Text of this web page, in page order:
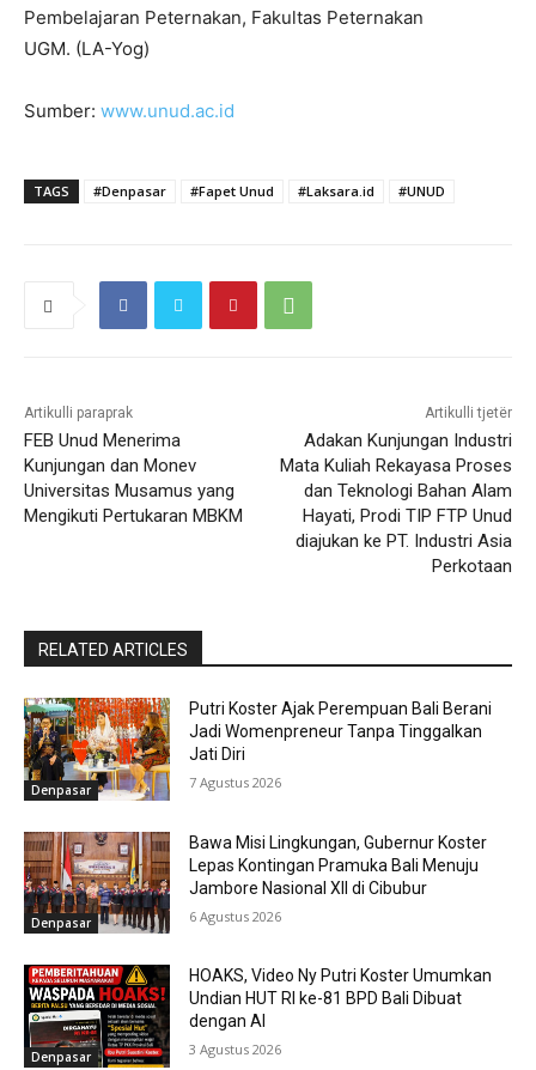
Pembelajaran Peternakan, Fakultas Peternakan
UGM. (LA-Yog)
Sumber: www.unud.ac.id
TAGS #Denpasar #Fapet Unud #Laksara.id #UNUD
Artikulli paraprak
FEB Unud Menerima
Kunjungan dan Monev
Universitas Musamus yang
Mengikuti Pertukaran MBKM
Artikulli tjetër
Adakan Kunjungan Industri
Mata Kuliah Rekayasa Proses
dan Teknologi Bahan Alam
Hayati, Prodi TIP FTP Unud
diajukan ke PT. Industri Asia
Perkotaan
RELATED ARTICLES
Denpasar
Putri Koster Ajak Perempuan Bali Berani
Jadi Womenpreneur Tanpa Tinggalkan
Jati Diri
7 Agustus 2026
Denpasar
Bawa Misi Lingkungan, Gubernur Koster
Lepas Kontingan Pramuka Bali Menuju
Jambore Nasional XII di Cibubur
6 Agustus 2026
Denpasar
HOAKS, Video Ny Putri Koster Umumkan
Undian HUT RI ke-81 BPD Bali Dibuat
dengan AI
3 Agustus 2026